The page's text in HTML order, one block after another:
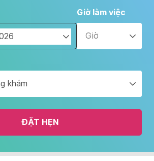
Giờ làm việc
Giờ
khám
ĐẶT HẸN